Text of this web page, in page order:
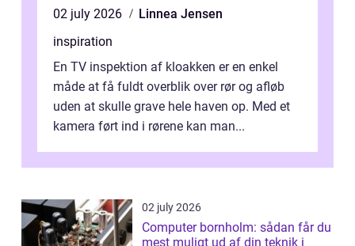
02 july 2026
Linnea Jensen
inspiration
En TV inspektion af kloakken er en enkel
måde at få fuldt overblik over rør og afløb
uden at skulle grave hele haven op. Med et
kamera ført ind i rørene kan man...
02 july 2026
Computer bornholm: sådan får du
mest muligt ud af din teknik i